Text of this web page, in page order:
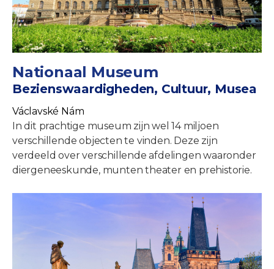
Nationaal Museum
Bezienswaardigheden, Cultuur, Musea
Václavské Nám
In dit prachtige museum zijn wel 14 miljoen
verschillende objecten te vinden. Deze zijn
verdeeld over verschillende afdelingen waaronder
diergeneeskunde, munten theater en prehistorie.